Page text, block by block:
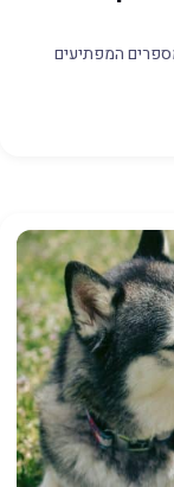
המפתיעים